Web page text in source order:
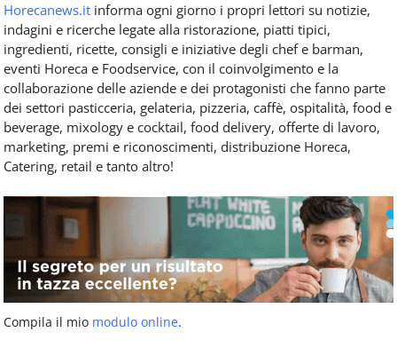
Horecanews.it informa ogni giorno i propri lettori su notizie,
indagini e ricerche legate alla ristorazione, piatti tipici,
ingredienti, ricette, consigli e iniziative degli chef e barman,
eventi Horeca e Foodservice, con il coinvolgimento e la
collaborazione delle aziende e dei protagonisti che fanno parte
dei settori pasticceria, gelateria, pizzeria, caffè, ospitalità, food e
beverage, mixology e cocktail, food delivery, offerte di lavoro,
marketing, premi e riconoscimenti, distribuzione Horeca,
Catering, retail e tanto altro!
Compila il mio modulo online.